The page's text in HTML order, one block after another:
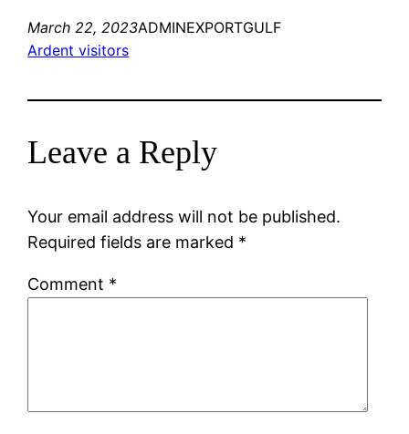
March 22, 2023ADMINEXPORTGULF
Ardent visitors
Leave a Reply
Your email address will not be published.
Required fields are marked *
Comment *